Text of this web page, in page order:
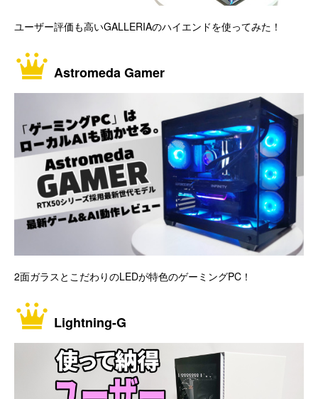
ユーザー評価も高いGALLERIAのハイエンドを使ってみた！
Astromeda Gamer
2面ガラスとこだわりのLEDが特色のゲーミングPC！
Lightning-G